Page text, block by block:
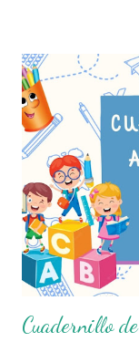
en el aprendizaje de
Exámenes del
comunidad
del Segundo
primaria. Estos
un docente
constantemente
Agradecemos
Cuadernillo